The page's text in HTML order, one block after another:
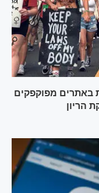
באתרים מפוקפקים
הריון